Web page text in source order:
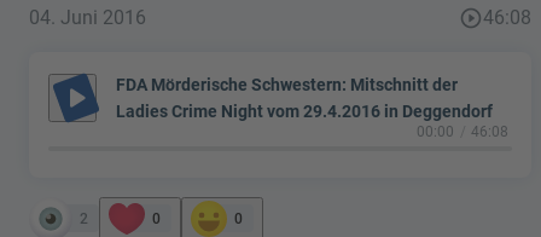
04. Juni 2016 play_circle_outline46:08
play_arrow
FDA Mörderische Schwestern: Mitschnitt der
Ladies Crime Night vom 29.4.2016 in Deggendorf
00:00 46:08
2 0 0